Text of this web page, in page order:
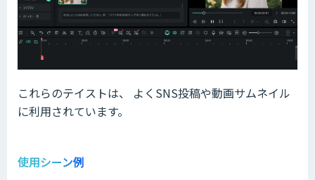
これらのテイストは、 よくSNS投稿や動画サムネイル
に利用されています。
使用シーン例